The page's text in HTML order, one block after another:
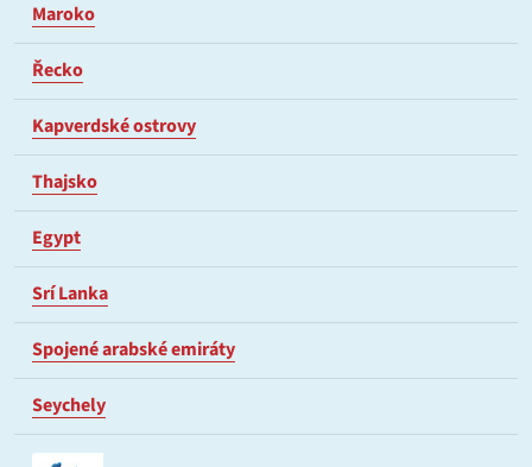
Maroko
Řecko
Kapverdské ostrovy
Thajsko
Egypt
Srí Lanka
Spojené arabské emiráty
Seychely